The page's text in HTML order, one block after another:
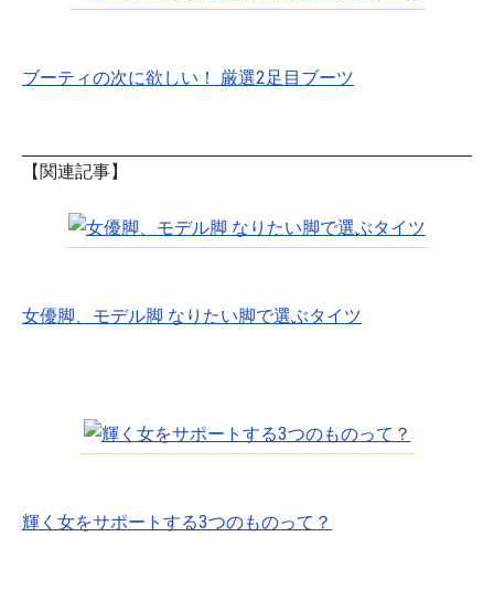
ブーティの次に欲しい！ 厳選2足目ブーツ
【関連記事】
女優脚、モデル脚 なりたい脚で選ぶタイツ
輝く女をサポートする3つのものって？